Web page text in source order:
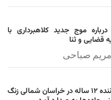
موج جدید کلاهبرداری با
قضایی و ثنا
مریم صباحی
توقیف پژو ۴۰۵ با راننده ۱۲ ساله در خراسان شمالی زنگ